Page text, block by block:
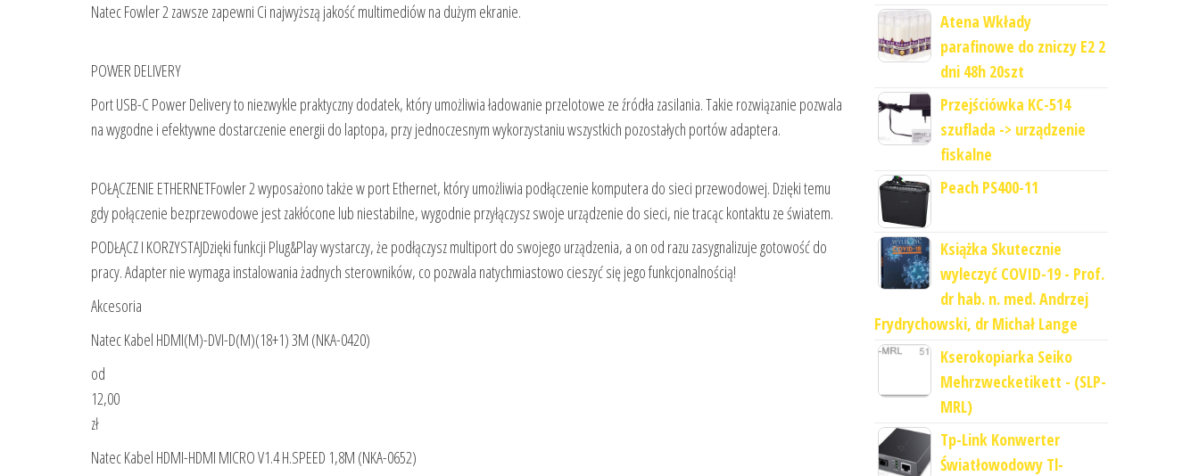
Natec Fowler 2 zawsze zapewni Ci najwyższą jakość multimediów na dużym ekranie.
POWER DELIVERY
Port USB-C Power Delivery to niezwykle praktyczny dodatek, który umożliwia ładowanie przelotowe ze źródła zasilania. Takie rozwiązanie pozwala
na wygodne i efektywne dostarczenie energii do laptopa, przy jednoczesnym wykorzystaniu wszystkich pozostałych portów adaptera.
POŁĄCZENIE ETHERNETFowler 2 wyposażono także w port Ethernet, który umożliwia podłączenie komputera do sieci przewodowej. Dzięki temu
gdy połączenie bezprzewodowe jest zakłócone lub niestabilne, wygodnie przyłączysz swoje urządzenie do sieci, nie tracąc kontaktu ze światem.
PODŁĄCZ I KORZYSTAJDzięki funkcji Plug&Play wystarczy, że podłączysz multiport do swojego urządzenia, a on od razu zasygnalizuje gotowość do
pracy. Adapter nie wymaga instalowania żadnych sterowników, co pozwala natychmiastowo cieszyć się jego funkcjonalnością!
Akcesoria
Natec Kabel HDMI(M)-DVI-D(M)(18+1) 3M (NKA-0420)
od
12,00
zł
Natec Kabel HDMI-HDMI MICRO V1.4 H.SPEED 1,8M (NKA-0652)
Atena Wkłady
parafinowe do zniczy E2 2
dni 48h 20szt
Przejściówka KC-514
szuflada -> urządzenie
fiskalne
Peach PS400-11
Książka Skutecznie
wyleczyć COVID-19 - Prof.
dr hab. n. med. Andrzej
Frydrychowski, dr Michał Lange
Kserokopiarka Seiko
Mehrzwecketikett - (SLP-
MRL)
Tp-Link Konwerter
Światłowodowy Tl-